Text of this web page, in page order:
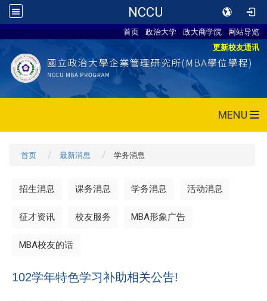
NCCU
首页 政治大学 政大商学院
网站导览
更新校友通讯
MENU
首页 最新消息 学务消息
招生消息 课务消息 学务消息 活动消息
征才资讯 校友服务 MBA形象广告
MBA校友的话
102学年特色学习补助相关公告!